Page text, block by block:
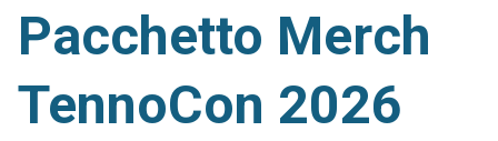
Pacchetto Merch
TennoCon 2026